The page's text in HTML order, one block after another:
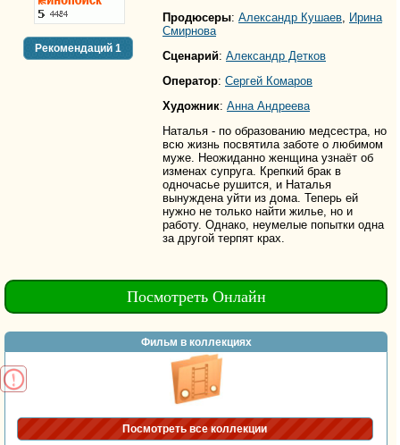
Рекомендаций1
Продюсеры: Александр Кушаев, Ирина
Смирнова
Сценарий: Александр Детков
Оператор: Сергей Комаров
Художник: Анна Андреева
Наталья - по образованию медсестра, но
всю жизнь посвятила заботе о любимом
муже. Неожиданно женщина узнаёт об
изменах супруга. Крепкий брак в
одночасье рушится, и Наталья
вынуждена уйти из дома. Теперь ей
нужно не только найти жилье, но и
работу. Однако, неумелые попытки одна
за другой терпят крах.
Посмотреть Онлайн
Фильм в коллекциях
Посмотреть все коллекции